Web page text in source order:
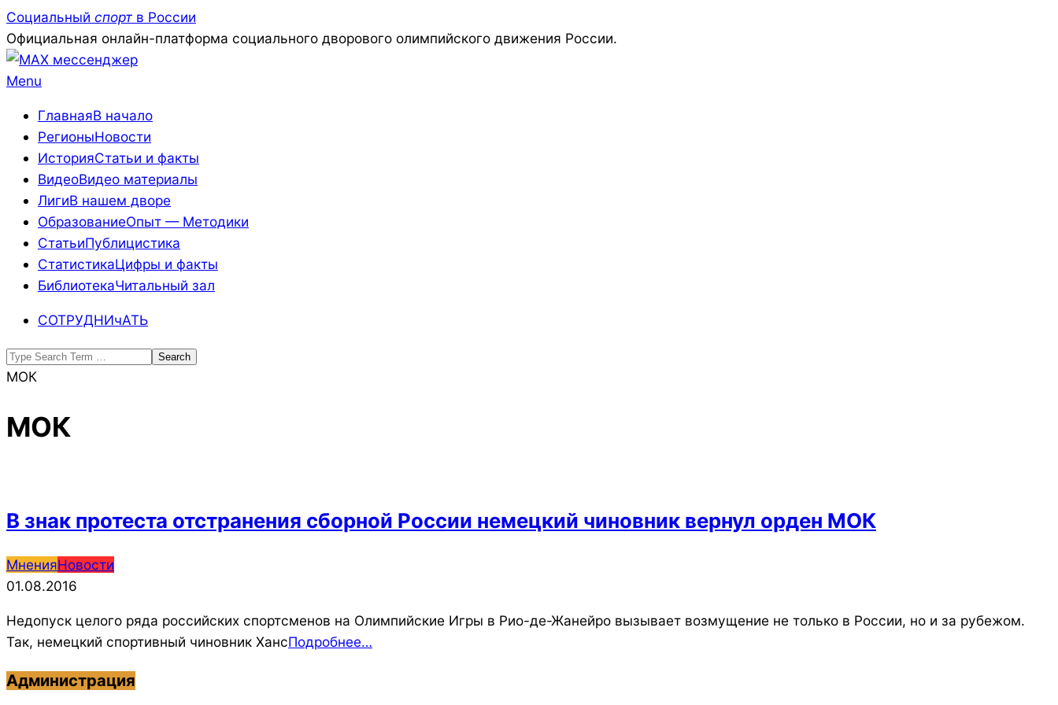
Skip
to
content
Социальный спорт в России
Официальная онлайн-платформа социального дворового олимпийского движения России.
Primary
Menu
Menu
ГлавнаяВ начало
РегионыНовости
ИсторияСтатьи и факты
ВидеоВидео материалы
ЛигиВ нашем дворе
ОбразованиеОпыт — Методики
СтатьиПублицистика
СтатистикаЦифры и факты
БиблиотекаЧитальный зал
СОТРУДНИчАТЬ
Search
МОК
МОК
В знак протеста отстранения сборной России немецкий чиновник вернул орден МОК
2016-
08-
МненияНовости
01.08.2016
Недопуск целого ряда российских спортсменов на Олимпийские Игры в Рио-де-Жанейро вызывает возмущение не только в России, но и за рубежом.
Так, немецкий спортивный чиновник ХансПодробнее…
Администрация